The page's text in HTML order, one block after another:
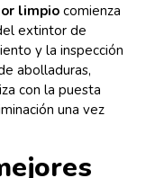
limpiocomienza
extintor de
y la inspección
abolladuras,
con la puesta
una vez